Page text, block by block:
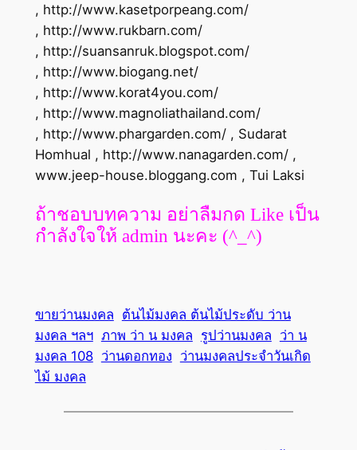
, http://www.kasetporpeang.com/
, http://www.rukbarn.com/
, http://suansanruk.blogspot.com/
, http://www.biogang.net/
, http://www.korat4you.com/
, http://www.magnoliathailand.com/
, http://www.phargarden.com/ , Sudarat
Homhual , http://www.nanagarden.com/ ,
www.jeep-house.bloggang.com , Tui Laksi
ถ้าชอบบทความ อย่าลืมกด Like เป็น
กำลังใจให้ admin นะคะ (^_^)
ขายว่านมงคล ต้นไม้มงคล ต้นไม้ประดับ ว่าน
มงคล ฯลฯ ภาพ ว่า น มงคล รูปว่านมงคล ว่า น
มงคล 108 ว่านดอกทอง ว่านมงคลประจำวันเกิด
ไม้ มงคล